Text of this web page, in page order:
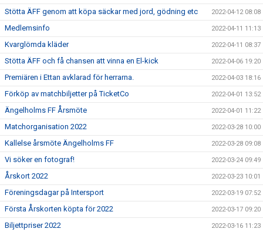
Stötta ÄFF genom att köpa säckar med jord, gödning etc 2022-04-12 08:08
Medlemsinfo 2022-04-11 11:13
Kvarglömda kläder 2022-04-11 08:37
Stötta ÄFF och få chansen att vinna en El-kick 2022-04-06 19:20
Premiären i Ettan avklarad för herrarna. 2022-04-03 18:16
Förköp av matchbiljetter på TicketCo 2022-04-01 13:52
Ängelholms FF Årsmöte 2022-04-01 11:22
Matchorganisation 2022 2022-03-28 10:00
Kallelse årsmöte Ängelholms FF 2022-03-28 09:08
Vi söker en fotograf! 2022-03-24 09:49
Årskort 2022 2022-03-23 10:01
Föreningsdagar på Intersport 2022-03-19 07:52
Första Årskorten köpta för 2022 2022-03-17 09:20
Biljettpriser 2022 2022-03-16 11:23